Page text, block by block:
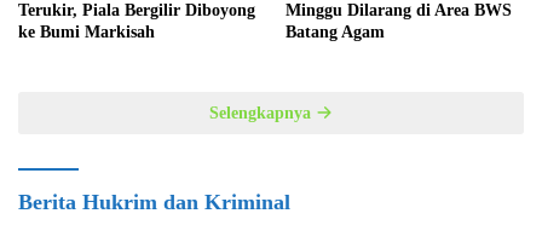
Terukir, Piala Bergilir Diboyong
ke Bumi Markisah
Minggu Dilarang di Area BWS
Batang Agam
Selengkapnya
Berita Hukrim dan Kriminal